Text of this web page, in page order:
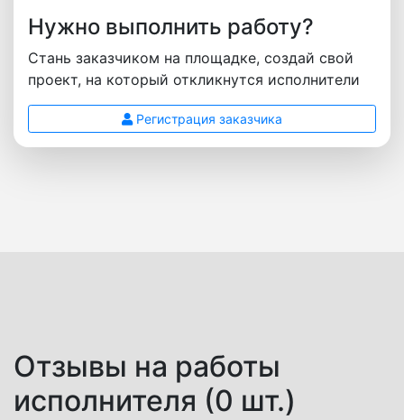
Нужно выполнить работу?
Стань заказчиком на площадке, создай свой
проект, на который откликнутся исполнители
Регистрация заказчика
Отзывы на работы
исполнителя (0 шт.)